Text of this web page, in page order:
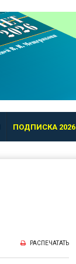
ПОДПИСКА 2026
РАСПЕЧАТАТЬ